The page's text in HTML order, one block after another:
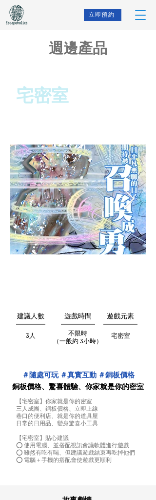
立即預約
週邊產品
宅密室
建議人數
3人
遊戲時間
不限時
（一般約 3小時）
遊戲元素
宅密室
＃隨處可玩 ＃真實互動 ＃銅板價格
銅板價格、驚喜體驗、你家就是你的密室
【宅密室】你家就是你的密室
三人成團、銅板價格、立即上線
巷口的便利店、就是你的道具屋
日常的日用品、變身驚喜小工具
【宅密室】貼心建議
⭕️ 使用電腦、並搭配視訊會議軟體進行遊戲
⭕️ 雖然有吃有喝、但建議遊戲結束再吃掉他們
⭕️ 電腦＋手機的搭配會使遊戲更順利